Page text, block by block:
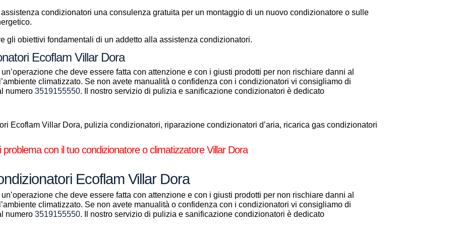
condizionatori una consulenza gratuita per un montaggio di un nuovo condizionatore o sulle
gli obiettivi fondamentali di un addetto alla assistenza condizionatori.
Ecoflam Villar Dora
che deve essere fatta con attenzione e con i giusti prodotti per non rischiare danni al
climatizzato. Se non avete manualità o confidenza con i condizionatori vi consigliamo di
numero3519155550. Il nostro servizio di pulizia e sanificazione condizionatori è dedicato
Ecoflam Villar Dora, pulizia condizionatori, riparazione condizionatori d’aria, ricarica gas condizionatori
con il tuo condizionatore o climatizzatore Villar Dora
Ecoflam Villar Dora
che deve essere fatta con attenzione e con i giusti prodotti per non rischiare danni al
climatizzato. Se non avete manualità o confidenza con i condizionatori vi consigliamo di
numero3519155550. Il nostro servizio di pulizia e sanificazione condizionatori è dedicato